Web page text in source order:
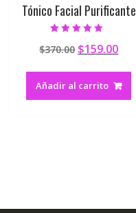
Tónico Facial Purificante
5.00
de 5
$370.00 $159.00
Añadir al carrito